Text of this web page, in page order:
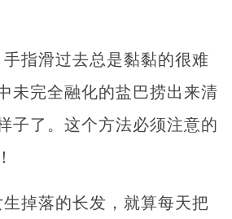
指滑过去总是黏黏的很难
未完全融化的盐巴捞出来清
子了。这个方法必须注意的
掉落的长发，就算每天把